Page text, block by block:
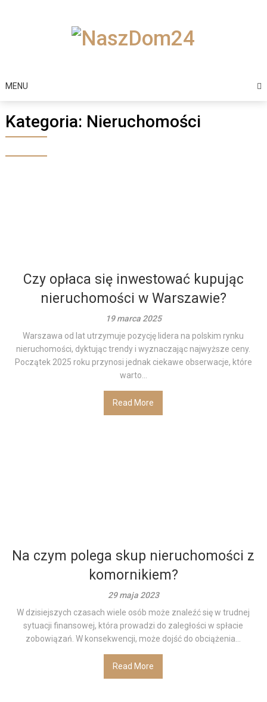
MENU
Kategoria: Nieruchomości
Czy opłaca się inwestować kupując
nieruchomości w Warszawie?
19 marca 2025
Warszawa od lat utrzymuje pozycję lidera na polskim rynku
nieruchomości, dyktując trendy i wyznaczając najwyższe ceny.
Początek 2025 roku przynosi jednak ciekawe obserwacje, które
warto...
Read More
Na czym polega skup nieruchomości z
komornikiem?
29 maja 2023
W dzisiejszych czasach wiele osób może znaleźć się w trudnej
sytuacji finansowej, która prowadzi do zaległości w spłacie
zobowiązań. W konsekwencji, może dojść do obciążenia...
Read More